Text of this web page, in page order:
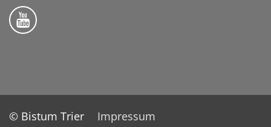
Bistum Trier auf YouTube
© Bistum Trier
Impressum